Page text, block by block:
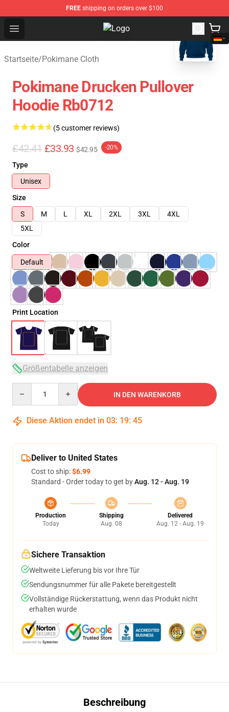
FREE shipping on orders over $100
Open menu Pokimane Store - Official
Startseite/Pokimane Cloth
Pokimane Drucken Pullover
Hoodie Rb0712
(5 customer reviews)
£42.41 £33.93 $42.95 -20%
Type
Unisex
Size
S
M L XL 2XL 3XL
4XL
5XL
Color
Default
Print Location
Größentabelle anzeigen
IN DEN WARENKORB
Diese Aktion endet in 03: 19: 45
Deliver to United States
Cost to ship:$6.99
Standard - Order today to get byAug. 12 - Aug. 19
Production
Today
Shipping
Aug. 08
Delivered
Aug. 12 - Aug. 19
Sichere Transaktion
Weltweite Lieferung bis vor Ihre Tür
Sendungsnummer für alle Pakete bereitgestellt
Vollständige Rückerstattung, wenn das Produkt nicht
erhalten wurde
Beschreibung